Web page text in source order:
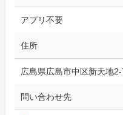
アプリ不要
住所
広島県広島市中区新天地
問い合わせ先